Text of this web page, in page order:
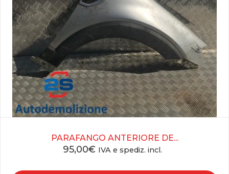
PARAFANGO ANTERIORE DE...
95,00€ IVA e spediz. incl.